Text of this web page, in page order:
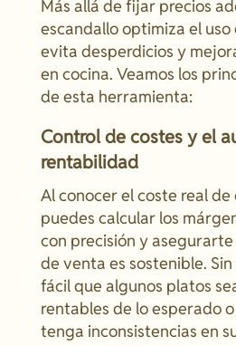
Más allá de fijar precios
escandallo optimiza el
evita desperdicios y
en cocina. Veamos los
de esta herramienta:
Control de costes y el
rentabilidad
Al conocer el coste real
puedes calcular los
con precisión y
de venta es sostenible.
fácil que algunos platos
rentables de lo esperado
tenga inconsistencias en